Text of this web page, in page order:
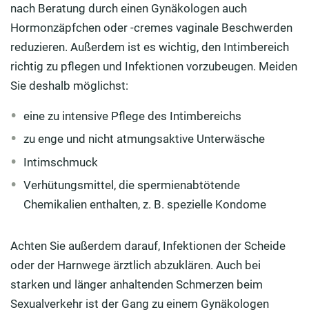
nach Beratung durch einen Gynäkologen auch
Hormonzäpfchen oder -cremes vaginale Beschwerden
reduzieren. Außerdem ist es wichtig, den Intimbereich
richtig zu pflegen und Infektionen vorzubeugen. Meiden
Sie deshalb möglichst:
eine zu intensive Pflege des Intimbereichs
zu enge und nicht atmungsaktive Unterwäsche
Intimschmuck
Verhütungsmittel, die spermienabtötende
Chemikalien enthalten, z. B. spezielle Kondome
Achten Sie außerdem darauf, Infektionen der Scheide
oder der Harnwege ärztlich abzuklären. Auch bei
starken und länger anhaltenden Schmerzen beim
Sexualverkehr ist der Gang zu einem Gynäkologen